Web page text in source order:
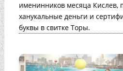
именинников месяца Кислев,
ханукальные деньги и
буквы в свитке Торы.